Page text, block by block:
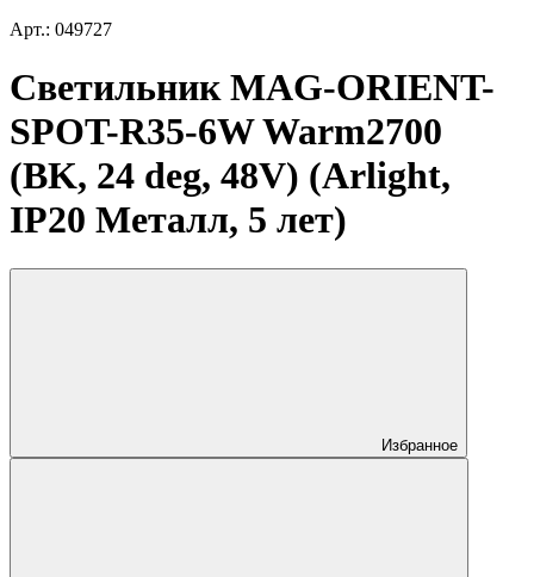
Арт.: 049727
Светильник MAG-ORIENT-
SPOT-R35-6W Warm2700
(BK, 24 deg, 48V) (Arlight,
IP20 Металл, 5 лет)
Избранное